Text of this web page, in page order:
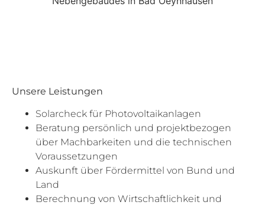
Unsere Leistungen
Solarcheck für Photovoltaikanlagen
Beratung persönlich und projektbezogen
über Machbarkeiten und die technischen
Voraussetzungen
Auskunft über Fördermittel von Bund und
Land
Berechnung von Wirtschaftlichkeit und